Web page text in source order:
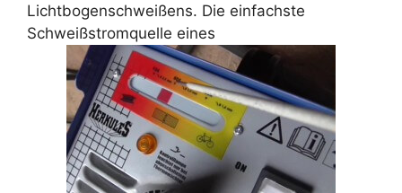
Lichtbogenschweißens. Die einfachste
Schweißstromquelle eines